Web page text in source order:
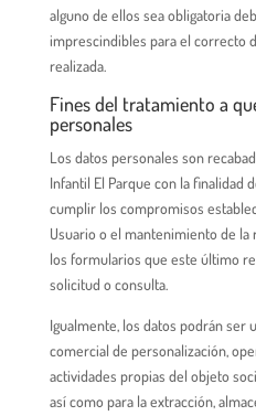
alguno de ellos sea obligatoria
imprescindibles para el correcto
realizada.
Fines del tratamiento a
personales
Los datos personales son
Infantil El Parque con la finalidad
cumplir los compromisos
Usuario o el mantenimiento de la
los formularios que este último
solicitud o consulta.
Igualmente, los datos podrán ser
comercial de personalización,
actividades propias del objeto
así como para la extracción,